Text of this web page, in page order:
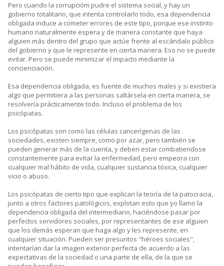
Pero cuando la corrupcióm pudre el sistema social, y hay un
gobierno totalitario, que intenta controlarlo todo, esa dependencia
obligada induce a cometer errores de este tipo, porque ese instinto
humano naturalmente espera y de manera constante que haya
alguien más dentro del grupo que actúe frente al escándalo público
del gobierno y que le represente en cierta manera. Eso no se puede
evitar. Pero se puede minimizar el impacto mediante la
concienciación.
Esa dependencia obligada, es fuente de muchos males y si existiera
algo que permitiera a las personas saltársela en cierta manera, se
resolvería prácticamente todo. Incluso el problema de los
psicópatas.
Los psicópatas son como las células cancerígenas de las
sociedades, existen siempre, como por azar, pero también se
pueden generar más de la cuenta, y deben estar combatiendose
constantemente para evitar la enfermedad, pero empeora con
cualquier mal hábito de vida, cualquier sustancia tóxica, cualquier
vicio o abuso.
Los psicópatas de cierto tipo que explican la teoría de la patocracia,
junto a otros factores patológicos, explotan esto que yo llamo la
dependencia obligada del intermediario, haciéndose pasar por
perfectos servidores sociales, por representantes de ese alguien
que los demás esperan que haga algo y les represente, en
cualquier situación. Pueden ser presuntos "héroes sociales",
intentarían dar la imagen exterior perfecta de acuerdo a las
expectativas de la sociedad o una parte de ella, de la que se